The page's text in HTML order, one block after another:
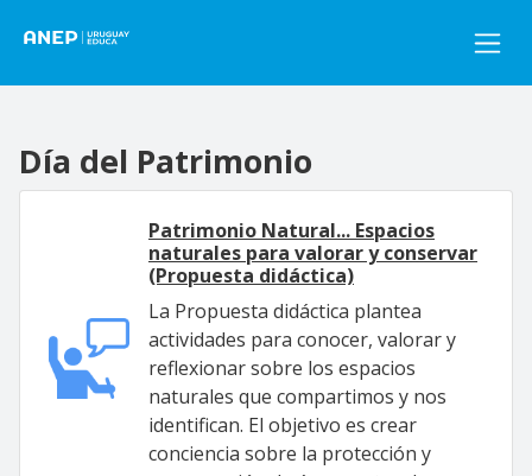
Día del Patrimonio
Patrimonio Natural... Espacios
naturales para valorar y conservar
(Propuesta didáctica)
La Propuesta didáctica plantea
actividades para conocer, valorar y
reflexionar sobre los espacios
naturales que compartimos y nos
identifican. El objetivo es crear
conciencia sobre la protección y